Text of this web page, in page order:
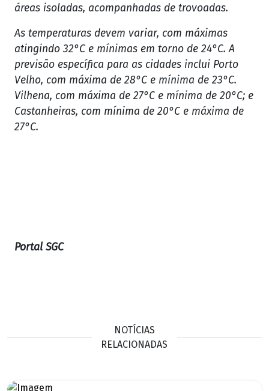
áreas isoladas, acompanhadas de trovoadas.
As temperaturas devem variar, com máximas
atingindo 32°C e mínimas em torno de 24°C. A
previsão específica para as cidades inclui Porto
Velho, com máxima de 28°C e mínima de 23°C.
Vilhena, com máxima de 27°C e mínima de 20°C; e
Castanheiras, com mínima de 20°C e máxima de
27°C.
Portal SGC
NOTÍCIAS
RELACIONADAS